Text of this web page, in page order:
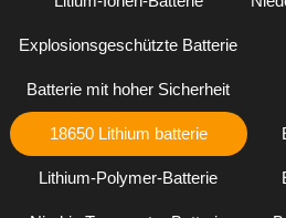
Explosionsgeschützte Batterie
Batterie mit hoher Sicherheit
18650 Lithium batterie
Lithium-Polymer-Batterie